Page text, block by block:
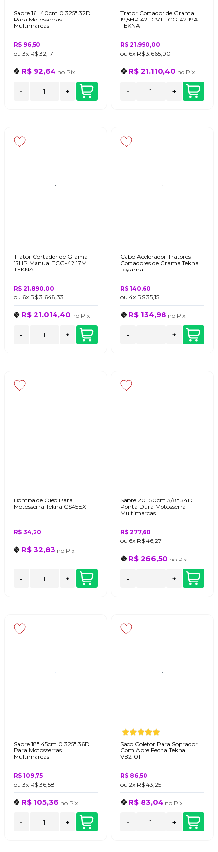
Sabre 16" 40cm 0.325" 32D
Para Motosserras
Multimarcas
R$ 96,50
ou 3x R$ 32,17
R$ 92,64 no Pix
- +
Trator Cortador de Grama
19,5HP 42" CVT TCG-42 19A
TEKNA
R$ 21.990,00
ou 6x R$ 3.665,00
R$ 21.110,40 no Pix
- +
Trator Cortador de Grama
17HP Manual TCG-42 17M
TEKNA
R$ 21.890,00
ou 6x R$ 3.648,33
R$ 21.014,40 no Pix
- +
Cabo Acelerador Tratores
Cortadores de Grama Tekna
Toyama
R$ 140,60
ou 4x R$ 35,15
R$ 134,98 no Pix
- +
Bomba de Óleo Para
Motosserra Tekna CS45EX
R$ 34,20
R$ 32,83 no Pix
- +
Sabre 20" 50cm 3/8" 34D
Ponta Dura Motosserra
Multimarcas
R$ 277,60
ou 6x R$ 46,27
R$ 266,50 no Pix
- +
Sabre 18" 45cm 0.325" 36D
Para Motosserras
Multimarcas
R$ 109,75
ou 3x R$ 36,58
R$ 105,36 no Pix
- +
Saco Coletor Para Soprador
Com Abre Fecha Tekna
VB2101
R$ 86,50
ou 2x R$ 43,25
R$ 83,04 no Pix
- +